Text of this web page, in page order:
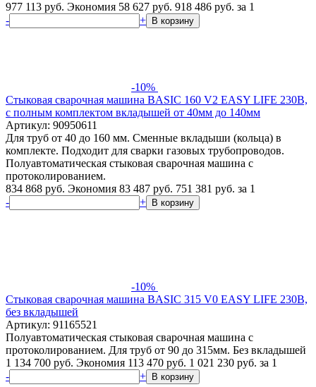
977 113 руб. Экономия 58 627 руб. 918 486 руб. за 1
-
+ В корзину
-10%
Стыковая сварочная машина BASIC 160 V2 EASY LIFE 230В,
с полным комплектом вкладышей от 40мм до 140мм
Артикул: 90950611
Для труб от 40 до 160 мм. Сменные вкладыши (кольца) в
комплекте. Подходит для сварки газовых трубопроводов.
Полуавтоматическая стыковая сварочная машина с
протоколированием.
834 868 руб. Экономия 83 487 руб. 751 381 руб. за 1
-
+ В корзину
-10%
Стыковая сварочная машина BASIC 315 V0 EASY LIFE 230В,
без вкладышей
Артикул: 91165521
Полуавтоматическая стыковая сварочная машина с
протоколированием. Для труб от 90 до 315мм. Без вкладышей
1 134 700 руб. Экономия 113 470 руб. 1 021 230 руб. за 1
-
+ В корзину